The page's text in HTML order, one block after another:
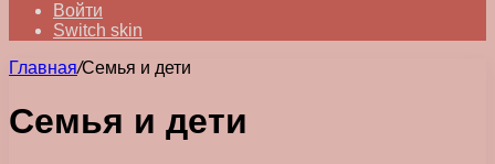
Войти
Switch skin
Главная/Семья и дети
Семья и дети